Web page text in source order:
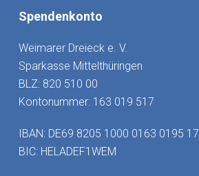
Spendenkonto
Weimarer Dreieck e. V.
Sparkasse Mittelthüringen
BLZ: 820 510 00
Kontonummer: 163 019 517
IBAN: DE69 8205 1000 0163 0195 17
BIC: HELADEF1WEM